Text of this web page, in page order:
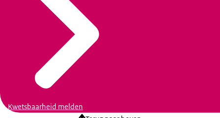
Kwetsbaarheid melden